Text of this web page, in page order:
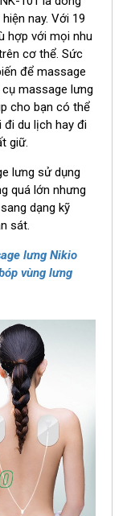
nay. Với 19
hợp với mọi nhu
cơ thể. Sức
để massage
massage lưng
cho bạn có thể
đi du lịch hay đi
giữ.
lưng sử dụng
quá lớn nhưng
dạng kỹ
sát.
lưng Nikio
vùng lưng